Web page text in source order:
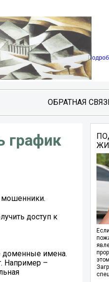
ОБРАТНАЯ
график
мошенники.
доступ к
доменные имена.
Например –